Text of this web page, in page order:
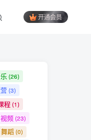
开通会员
(26)
(3)
程(1)
视频(23)
舞蹈 (0)